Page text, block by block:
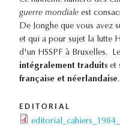
guerre mondiale est
De Jonghe que vous avez
et qui a pour sujet la lutte
d'un HSSPF à Bruxelles.
intégralement traduits et
française et néerlandaise.
EDITORIAL